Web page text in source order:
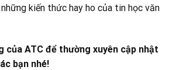
kiến thức hay ho của tin học văn
của ATC để thường xuyên cập nhật
bạn nhé!